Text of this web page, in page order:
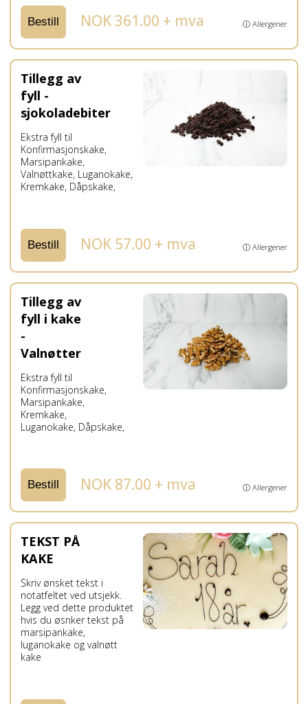
Bestill NOK 361.00 + mva ⓘ Allergener
Tillegg av
fyll -
sjokoladebiter
Ekstra fyll til
Konfirmasjonskake,
Marsipankake,
Valnøttkake, Luganokake,
Kremkake, Dåpskake,
Bestill NOK 57.00 + mva ⓘ Allergener
Tillegg av
fyll i kake
-
Valnøtter
Ekstra fyll til
Konfirmasjonskake,
Marsipankake,
Kremkake,
Luganokake, Dåpskake,
Bestill NOK 87.00 + mva ⓘ Allergener
TEKST PÅ
KAKE
Skriv ønsket tekst i
notatfeltet ved utsjekk.
Legg ved dette produktet
hvis du øsnker tekst på
marsipankake,
luganokake og valnøtt
kake